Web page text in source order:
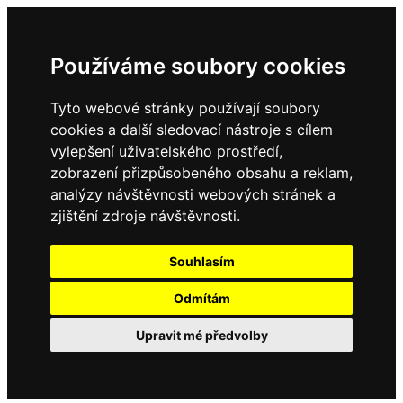
Používáme soubory cookies
Tyto webové stránky používají soubory
cookies a další sledovací nástroje s cílem
vylepšení uživatelského prostředí,
zobrazení přizpůsobeného obsahu a reklam,
analýzy návštěvnosti webových stránek a
zjištění zdroje návštěvnosti.
Souhlasím
Odmítám
Upravit mé předvolby